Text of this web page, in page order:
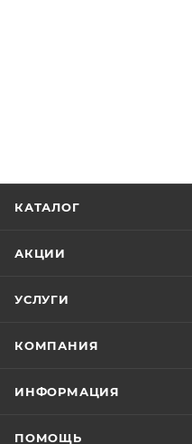
КАТАЛОГ
АКЦИИ
УСЛУГИ
КОМПАНИЯ
ИНФОРМАЦИЯ
ПОМОЩЬ